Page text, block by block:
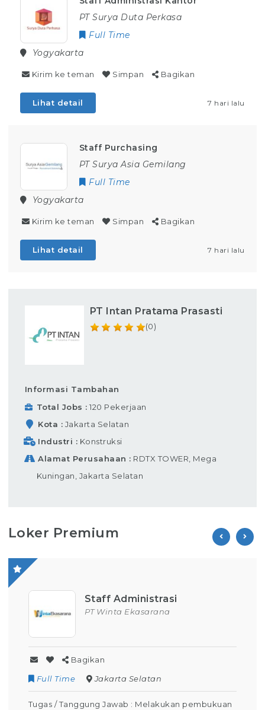
PT Surya Duta Perkasa
Full Time
Yogyakarta
Kirim ke teman Simpan Bagikan
Lihat detail 7 hari lalu
Staff Purchasing
PT Surya Asia Gemilang
Full Time
Yogyakarta
Kirim ke teman Simpan Bagikan
Lihat detail 7 hari lalu
PT Intan Pratama Prasasti
(0)
Informasi Tambahan
Total Jobs
120 Pekerjaan
Kota
Jakarta Selatan
Industri
Konstruksi
Alamat Perusahaan
RDTX TOWER, Mega
Kuningan, Jakarta Selatan
Loker Premium
Staff Administrasi
PT Winta Ekasarana
Bagikan
Full Time
Jakarta Selatan
Tugas / Tanggung Jawab : Melakukan pembukuan